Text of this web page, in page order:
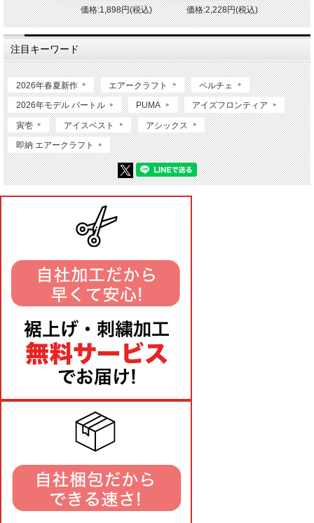
価格:1,898円(税込) 価格:2,228円(税込)
注目キーワード
2026年春夏新作 エアークラフト ペルチェ
2026年モデル バートル PUMA アイズフロンティア
寅壱 アイスベスト アシックス
即納 エアークラフト